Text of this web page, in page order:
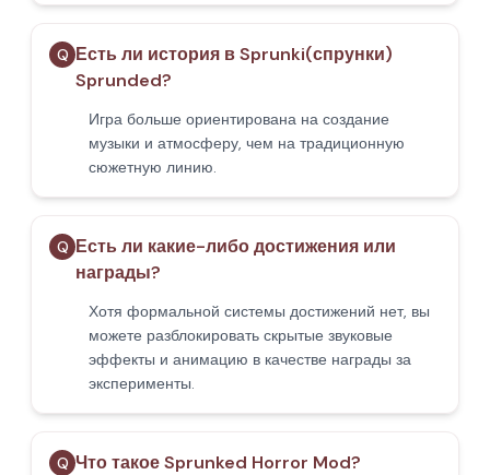
Q Есть ли история в Sprunki(спрунки)
Sprunded?
Игра больше ориентирована на создание
музыки и атмосферу, чем на традиционную
сюжетную линию.
Q Есть ли какие-либо достижения или
награды?
Хотя формальной системы достижений нет, вы
можете разблокировать скрытые звуковые
эффекты и анимацию в качестве награды за
эксперименты.
Q Что такое Sprunked Horror Mod?